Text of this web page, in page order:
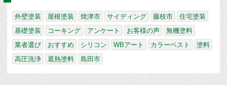
外壁塗装 屋根塗装 焼津市 サイディング 藤枝市
住宅塗装
基礎塗装
コーキング アンケート お客様の声
無機塗料
業者選び
おすすめ シリコン WBアート カラーベスト
塗料
高圧洗浄
遮熱塗料 島田市